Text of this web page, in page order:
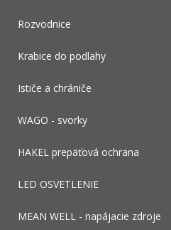
Rozvodnice
Krabice do podlahy
Ističe a chrániče
WAGO - svorky
HAKEL prepäťová ochrana
LED OSVETLENIE
MEAN WELL - napájacie zdroje